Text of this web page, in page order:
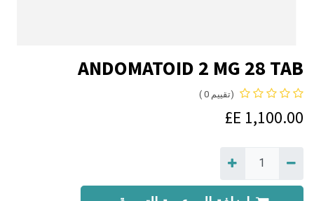
ANDOMATOID 2 MG 28 TAB
(تقييم 0 )
1,100.00